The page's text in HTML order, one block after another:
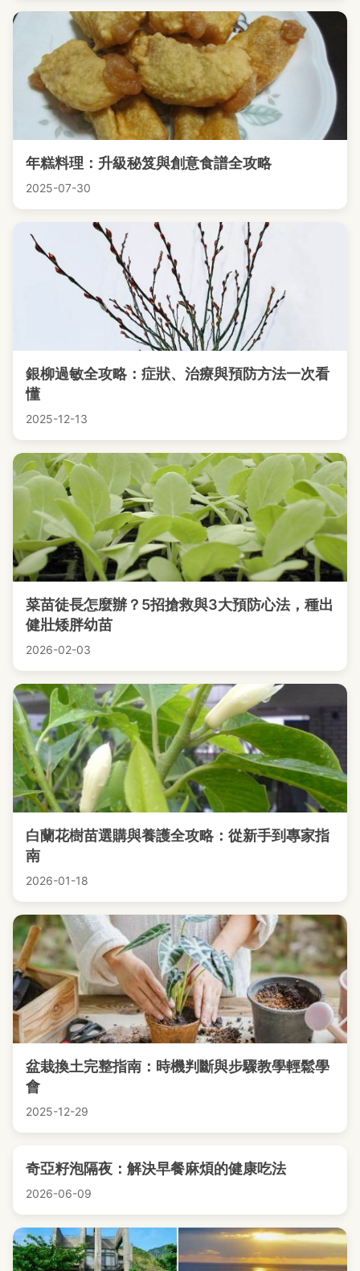
年糕料理：升級秘笈與創意食譜全攻略
2025-07-30
銀柳過敏全攻略：症狀、治療與預防方法一次看
懂
2025-12-13
菜苗徒長怎麼辦？5招搶救與3大預防心法，種出
健壯矮胖幼苗
2026-02-03
白蘭花樹苗選購與養護全攻略：從新手到專家指
南
2026-01-18
盆栽換土完整指南：時機判斷與步驟教學輕鬆學
會
2025-12-29
奇亞籽泡隔夜：解決早餐麻煩的健康吃法
2026-06-09